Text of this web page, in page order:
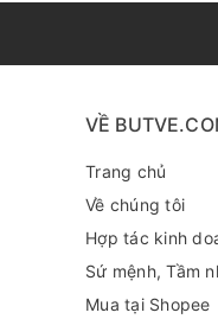
VỀ
Trang chủ
Về chúng tôi
Hợp tác kinh
Sứ mệnh, Tầm
Mua tại Shopee